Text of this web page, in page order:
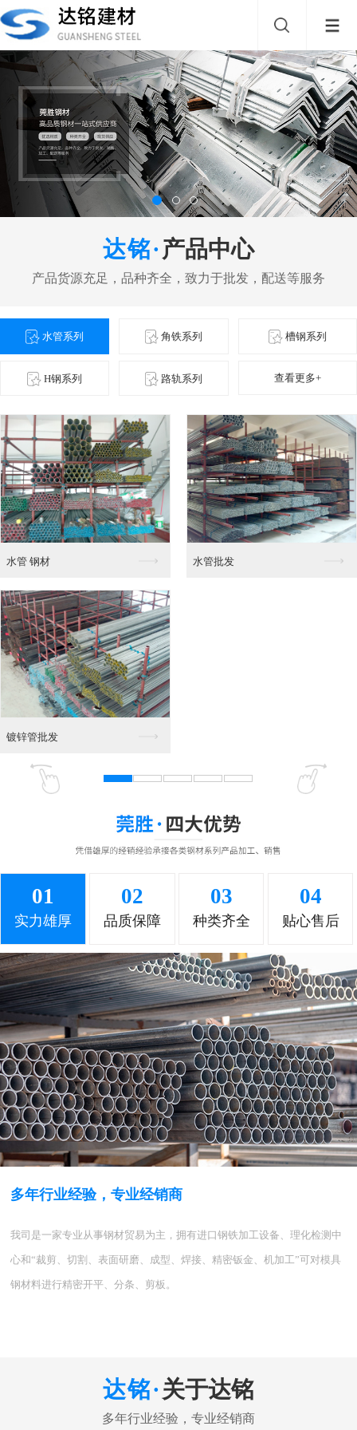
产品中心
水管系列 角铁系列 槽钢系列
H钢系列 路轨系列 查看更多+
角铁 槽钢 角铁销售部
01
实力雄厚
02
品质保障
03
种类齐全
04
贴心售后
多年行业经验，专业经销商
我司是一家专业从事钢材贸易为主，拥有进口钢铁加工设备、理化检测中
心和“裁剪、切割、表面研磨、成型、焊接、精密钣金、机加工”可对模具
钢材料进行精密开平、分条、剪板。
关于达铭